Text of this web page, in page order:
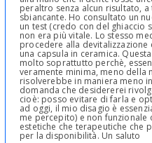
peraltro senza alcun risultato,
sbiancante. Ho consultato un
un test (credo con del ghiaccio
non era più vitale. Lo stesso
procedere alla
una capsula in ceramica.
molto soprattutto perchè,
veramente minima, meno della
risolverebbe in maniera meno
domanda che desidererei
cioè: posso evitare di farla e
ad oggi, il mio disagio è
me percepito) e non
estetiche che terapeutiche che
per la disponibilità. Un saluto